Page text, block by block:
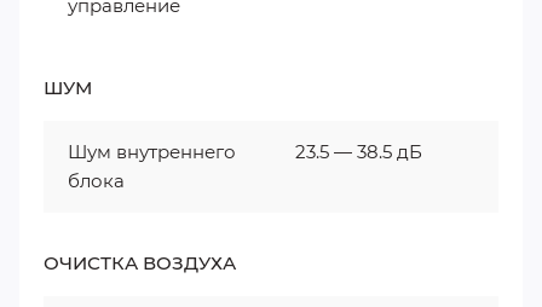
управление
ШУМ
Шум внутреннего
блока
23.5 — 38.5 дБ
ОЧИСТКА ВОЗДУХА